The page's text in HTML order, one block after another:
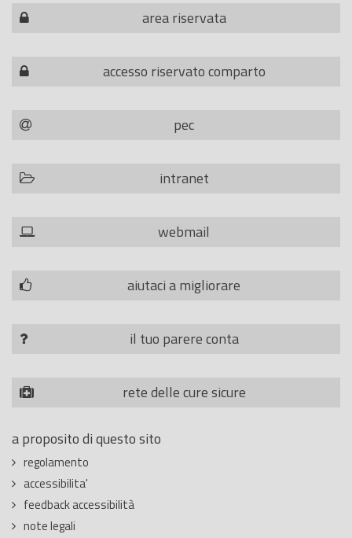
area riservata
accesso riservato comparto
pec
intranet
webmail
aiutaci a migliorare
il tuo parere conta
rete delle cure sicure
a proposito di questo sito
regolamento
accessibilita'
feedback accessibilità
note legali